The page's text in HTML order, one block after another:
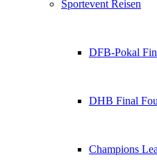
Sportevent Reisen
DFB-Pokal
DHB Final
Champions